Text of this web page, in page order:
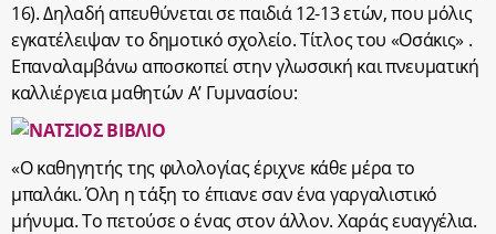
16). Δηλαδή απευθύνεται σε παιδιά 12-13 ετών, που μόλις
εγκατέλειψαν το δημοτικό σχολείο. Τίτλος του «Οσάκις» .
Επαναλαμβάνω αποσκοπεί στην γλωσσική και πνευματική
καλλιέργεια μαθητών Α’ Γυμνασίου:
«Ο καθηγητής της φιλολογίας έριχνε κάθε μέρα το
μπαλάκι. Όλη η τάξη το έπιανε σαν ένα γαργαλιστικό
μήνυμα. Το πετούσε ο ένας στον άλλον. Χαράς ευαγγέλια.